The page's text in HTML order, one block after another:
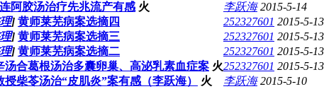
阿胶汤治疗先兆流产有感 火 李跃海 2015-5-14
] 黄师莱芜病案选摘四 252327601 2015-5-13
] 黄师莱芜病案选摘三 252327601 2015-5-13
] 黄师莱芜病案选摘二 252327601 2015-5-13
汤合葛根汤治多囊卵巢、高泌乳素血症案 火252327601 2015-5-13
柴苓汤治“皮肌炎”案有感（李跃海） 火 李跃海 2015-5-10